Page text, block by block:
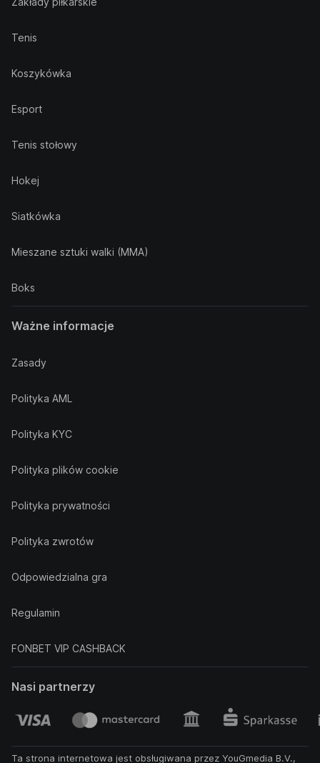
Tenis
Koszykówka
Esport
Tenis stołowy
Hokej
Siatkówka
Mieszane sztuki walki (MMA)
Boks
Ważne informacje
Zasady
Polityka AML
Polityka KYC
Polityka plików cookie
Polityka prywatności
Polityka zwrotów
Odpowiedzialna gra
Regulamin
FONBET VIP CASHBACK
Nasi partnerzy
Ta strona internetowa jest obsługiwana przez YouGmedia B.V.,